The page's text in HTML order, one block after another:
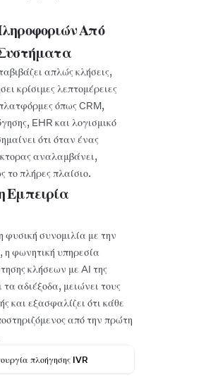
Από
απλώς κλήσεις,
κρίσιμες λεπτομέρειες
όπως CRM,
EHR και λογισμικό
ότι όταν ένας
αναλαμβάνει,
το πλήρες πλαίσιο.
Εμπειρία
φυσική συνομιλία με την
η φωνητική υπηρεσία
κλήσεων με AI της
αδιέξοδα, μειώνει τους
και εξασφαλίζει ότι κάθε
από την πρώτη
πλοήγησης IVR